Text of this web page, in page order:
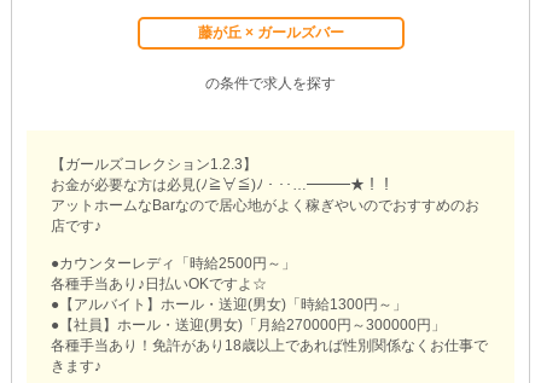
藤が丘 × ガールズバー
の条件で求人を探す
【ガールズコレクション1.2.3】
お金が必要な方は必見(ﾉ≧∀≦)ﾉ・‥…━━━★！！
アットホームなBarなので居心地がよく稼ぎやいのでおすすめのお
店です♪
●カウンターレディ「時給2500円～」
各種手当あり♪日払いOKですよ☆
●【アルバイト】ホール・送迎(男女)「時給1300円～」
●【社員】ホール・送迎(男女)「月給270000円～300000円」
各種手当あり！免許があり18歳以上であれば性別関係なくお仕事で
きます♪